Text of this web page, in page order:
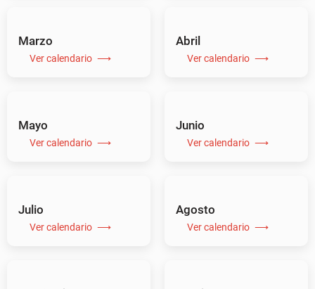
Marzo
Ver calendario
Abril
Ver calendario
Mayo
Ver calendario
Junio
Ver calendario
Julio
Ver calendario
Agosto
Ver calendario